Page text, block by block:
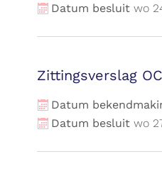
Datum besluit wo
Zittingsverslag
Datum
Datum besluit wo